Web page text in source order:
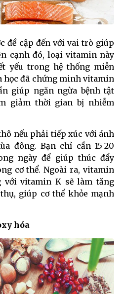
đề cập đến với vai trò giúp
cạnh đó, loại vitamin này
yếu trong hệ thống miễn
học đã chứng minh vitamin
giúp ngăn ngừa bệnh tật
giảm thời gian bị nhiễm
nếu phải tiếp xúc với ánh
đông. Bạn chỉ cần 15-20
ngày để giúp thúc đẩy
cơ thể. Ngoài ra, vitamin
với vitamin K sẽ làm tăng
giúp cơ thể khỏe mạnh
hóa